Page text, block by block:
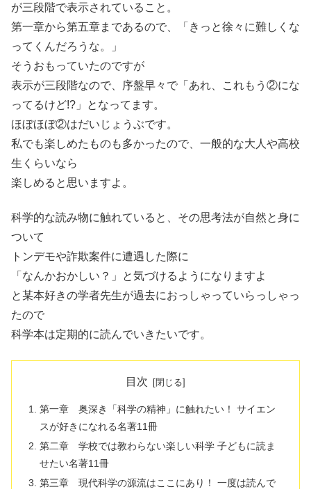
が三段階で表示されていること。
第一章から第五章まであるので、「きっと徐々に難しくな
ってくんだろうな。」
そうおもっていたのですが
表示が三段階なので、序盤早々で「あれ、これもう②にな
ってるけど!?」となってます。
ほぼほぼ②はだいじょうぶです。
私でも楽しめたものも多かったので、一般的な大人や高校
生くらいなら
楽しめると思いますよ。
科学的な読み物に触れていると、その思考法が自然と身に
ついて
トンデモや詐欺案件に遭遇した際に
「なんかおかしい？」と気づけるようになりますよ
と某本好きの学者先生が過去におっしゃっていらっしゃっ
たので
科学本は定期的に読んでいきたいです。
目次
第一章 奥深き「科学の精神」に触れたい！ サイエン
スが好きになれる名著11冊
第二章 学校では教わらない楽しい科学 子どもに読ま
せたい名著11冊
第三章 現代科学の源流はここにあり！ 一度は読んで